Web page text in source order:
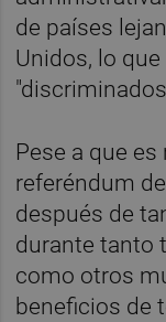
de países
Unidos, lo
Pese a que
referéndum
después de
durante tanto
como otros
beneficios de